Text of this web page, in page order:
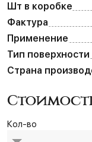
Шт в коробке
Фактура
Применение
Тип поверхности
Страна
Кол-во